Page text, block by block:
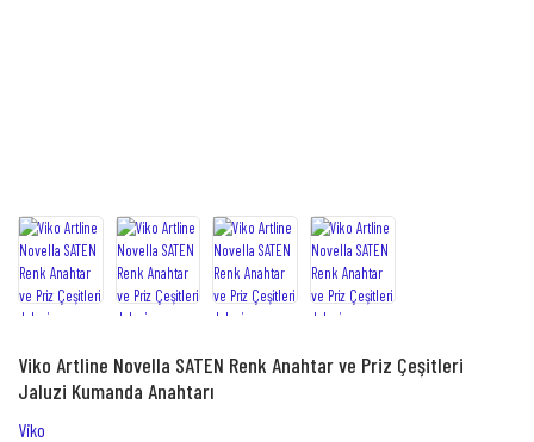
Viko Artline Novella SATEN Renk Anahtar ve Priz Çeşitleri
Jaluzi Kumanda Anahtarı
Viko